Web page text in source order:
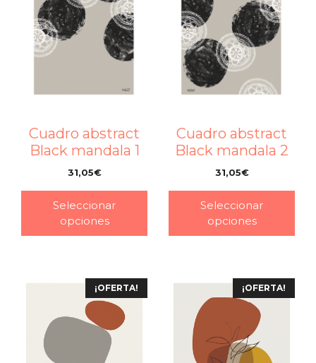
Cuadro abstract
Black mandala 1
31,05€
Seleccionar
opciones
Cuadro abstract
Black mandala 2
31,05€
Seleccionar
opciones
¡OFERTA! ¡OFERTA!